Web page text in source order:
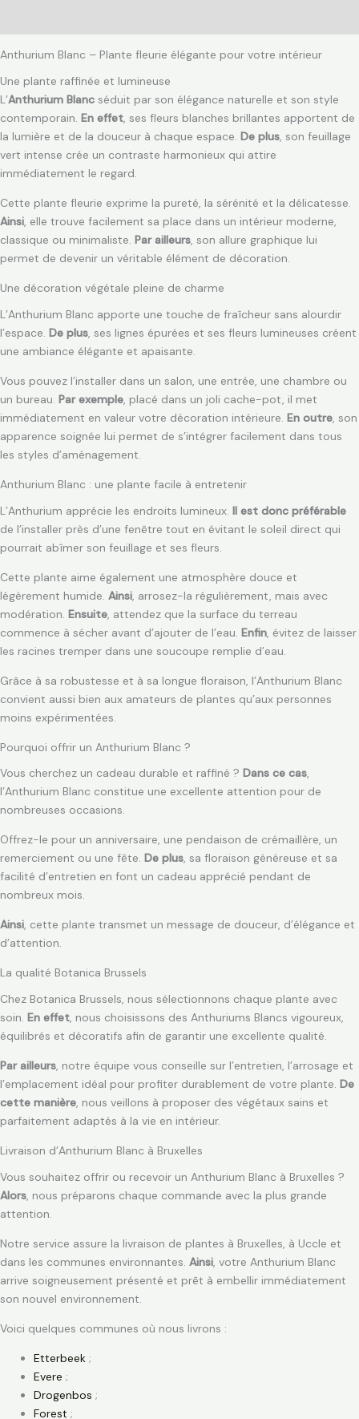
Anthurium Blanc – Plante fleurie élégante pour votre intérieur
Une plante raffinée et lumineuse
L’Anthurium Blanc séduit par son élégance naturelle et son style
contemporain. En effet, ses fleurs blanches brillantes apportent de
la lumière et de la douceur à chaque espace. De plus, son feuillage
vert intense crée un contraste harmonieux qui attire
immédiatement le regard.
Cette plante fleurie exprime la pureté, la sérénité et la délicatesse.
Ainsi, elle trouve facilement sa place dans un intérieur moderne,
classique ou minimaliste. Par ailleurs, son allure graphique lui
permet de devenir un véritable élément de décoration.
Une décoration végétale pleine de charme
L’Anthurium Blanc apporte une touche de fraîcheur sans alourdir
l’espace. De plus, ses lignes épurées et ses fleurs lumineuses créent
une ambiance élégante et apaisante.
Vous pouvez l’installer dans un salon, une entrée, une chambre ou
un bureau. Par exemple, placé dans un joli cache-pot, il met
immédiatement en valeur votre décoration intérieure. En outre, son
apparence soignée lui permet de s’intégrer facilement dans tous
les styles d’aménagement.
Anthurium Blanc : une plante facile à entretenir
L’Anthurium apprécie les endroits lumineux. Il est donc préférable
de l’installer près d’une fenêtre tout en évitant le soleil direct qui
pourrait abîmer son feuillage et ses fleurs.
Cette plante aime également une atmosphère douce et
légèrement humide. Ainsi , arrosez-la régulièrement, mais avec
modération. Ensuite , attendez que la surface du terreau
commence à sécher avant d’ajouter de l’eau. Enfin , évitez de laisser
les racines tremper dans une soucoupe remplie d’eau.
Grâce à sa robustesse et à sa longue floraison, l’Anthurium Blanc
convient aussi bien aux amateurs de plantes qu’aux personnes
moins expérimentées.
Pourquoi offrir un Anthurium Blanc ?
Vous cherchez un cadeau durable et raffiné ? Dans ce cas,
l’Anthurium Blanc constitue une excellente attention pour de
nombreuses occasions.
Offrez-le pour un anniversaire, une pendaison de crémaillère, un
remerciement ou une fête. De plus, sa floraison généreuse et sa
facilité d’entretien en font un cadeau apprécié pendant de
nombreux mois.
Ainsi, cette plante transmet un message de douceur, d’élégance et
d’attention.
La qualité Botanica Brussels
Chez Botanica Brussels, nous sélectionnons chaque plante avec
soin. En effet, nous choisissons des Anthuriums Blancs vigoureux,
équilibrés et décoratifs afin de garantir une excellente qualité.
Par ailleurs, notre équipe vous conseille sur l’entretien, l’arrosage et
l’emplacement idéal pour profiter durablement de votre plante. De
cette manière, nous veillons à proposer des végétaux sains et
parfaitement adaptés à la vie en intérieur.
Livraison d’Anthurium Blanc à Bruxelles
Vous souhaitez offrir ou recevoir un Anthurium Blanc à Bruxelles ?
Alors, nous préparons chaque commande avec la plus grande
attention.
Notre service assure la livraison de plantes à Bruxelles, à Uccle et
dans les communes environnantes. Ainsi, votre Anthurium Blanc
arrive soigneusement présenté et prêt à embellir immédiatement
son nouvel environnement.
Voici quelques communes où nous livrons :
Etterbeek ;
Evere ;
Drogenbos ;
Forest ;